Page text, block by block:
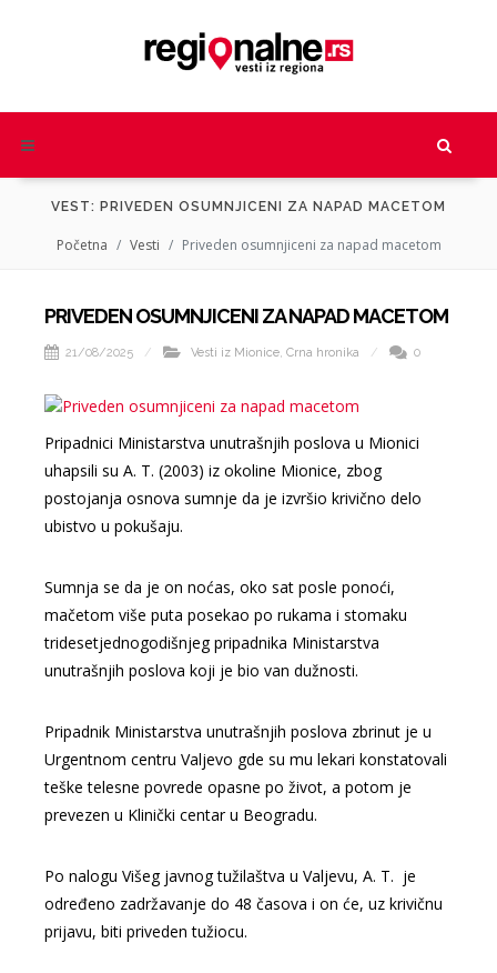
VEST: PRIVEDEN OSUMNJICENI ZA NAPAD MACETOM
Početna Vesti Priveden osumnjiceni za napad macetom
PRIVEDEN OSUMNJICENI ZA NAPAD MACETOM
21/08/2025 Vesti iz Mionice, Crna hronika 0
Pripadnici Ministarstva unutrašnjih poslova u Mionici
uhapsili su A. T. (2003) iz okoline Mionice, zbog
postojanja osnova sumnje da je izvršio krivično delo
ubistvo u pokušaju.
Sumnja se da je on noćas, oko sat posle ponoći,
mačetom više puta posekao po rukama i stomaku
tridesetjednogodišnjeg pripadnika Ministarstva
unutrašnjih poslova koji je bio van dužnosti.
Pripadnik Ministarstva unutrašnjih poslova zbrinut je u
Urgentnom centru Valjevo gde su mu lekari konstatovali
teške telesne povrede opasne po život, a potom je
prevezen u Klinički centar u Beogradu.
Po nalogu Višeg javnog tužilaštva u Valjevu, A. T. je
određeno zadržavanje do 48 časova i on će, uz krivičnu
prijavu, biti priveden tužiocu.